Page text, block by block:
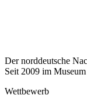
Der norddeutsche
Seit 2009 im
Wettbewerb